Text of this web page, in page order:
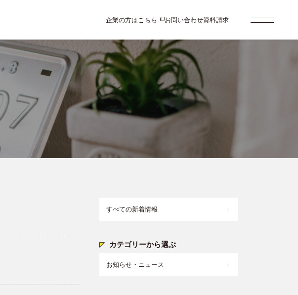
企業の方はこちら お問い合わせ資料請求
すべての新着情報
カテゴリーから選ぶ
お知らせ・ニュース